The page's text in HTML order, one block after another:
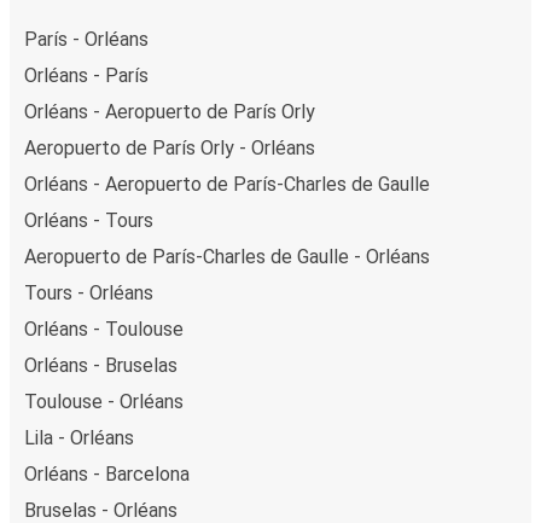
París - Orléans
Orléans - París
Orléans - Aeropuerto de París Orly
Aeropuerto de París Orly - Orléans
Orléans - Aeropuerto de París-Charles de Gaulle
Orléans - Tours
Aeropuerto de París-Charles de Gaulle - Orléans
Tours - Orléans
Orléans - Toulouse
Orléans - Bruselas
Toulouse - Orléans
Lila - Orléans
Orléans - Barcelona
Bruselas - Orléans